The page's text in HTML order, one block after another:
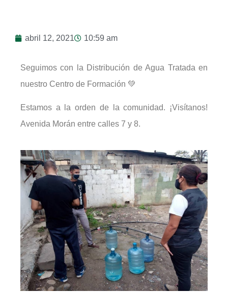
abril 12, 2021 10:59 am
Seguimos con la Distribución de Agua Tratada en
nuestro Centro de Formación 💚
Estamos a la orden de la comunidad. ¡Visítanos!
Avenida Morán entre calles 7 y 8.